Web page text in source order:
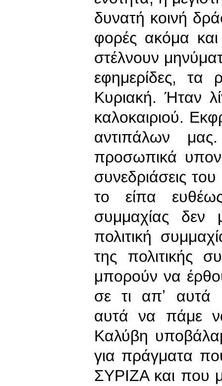
δυνατή κοινή
φορές ακόμα
στέλνουν
εφημερίδες, τα
Κυριακή. Ήταν
καλοκαιριού.
αντιπάλων
προσωπικά
συνεδριάσεις
το είπα
συμμαχίας δεν
πολιτική
της πολιτικής
μπορούν να
σε τι απʼ αυτά
αυτά να πάμε
Καλύβη
για πράγματα
ΣΥΡΙΖΑ και που